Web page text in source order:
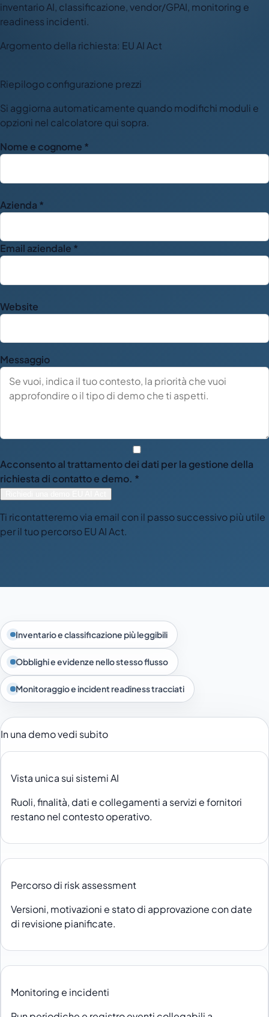
inventario AI, classificazione, vendor/GPAI, monitoring e
readiness incidenti.
Argomento della richiesta: EU AI Act
Riepilogo configurazione prezzi
Si aggiorna automaticamente quando modifichi moduli e
opzioni nel calcolatore qui sopra.
Nome e cognome *
Azienda *
Email aziendale *
Website
Messaggio
Acconsento al trattamento dei dati per la gestione della
richiesta di contatto e demo. *
Ti ricontatteremo via email con il passo successivo più utile
per il tuo percorso EU AI Act.
Inventario e classificazione più leggibili
Obblighi e evidenze nello stesso flusso
Monitoraggio e incident readiness tracciati
In una demo vedi subito
Vista unica sui sistemi AI
Ruoli, finalità, dati e collegamenti a servizi e fornitori
restano nel contesto operativo.
Percorso di risk assessment
Versioni, motivazioni e stato di approvazione con date
di revisione pianificate.
Monitoring e incidenti